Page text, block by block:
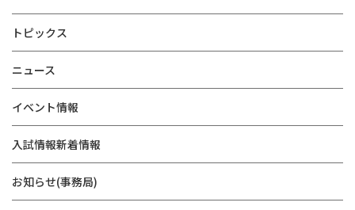
トピックス
ニュース
イベント情報
入試情報新着情報
お知らせ(事務局)